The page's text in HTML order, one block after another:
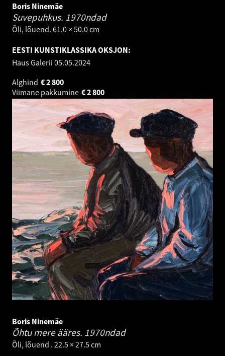
Boris Ninemäe
Suvepuhkus. 1970ndad
Õli, lõuend. 61.0 × 50.0 cm
EESTI KUNSTIKLASSIKA OKSJON:
Haus Galerii 05.05.2024
Alghind
2 800
€
Viimane pakkumine
2 800
€
Boris Ninemäe
Õhtu mere ääres. 1970ndad
Õli, lõuend . 22.5 × 27.5 cm